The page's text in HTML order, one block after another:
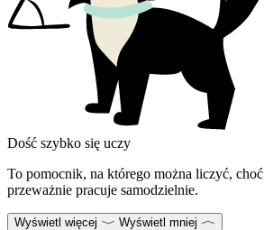
Dość szybko się uczy
To pomocnik, na którego można liczyć, choć
przeważnie pracuje samodzielnie.
Wyświetl więcej Wyświetl mniej